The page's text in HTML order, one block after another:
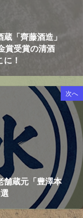
「齊藤酒造」
賞受賞の清酒
！
次へ
舗蔵元「豊澤本